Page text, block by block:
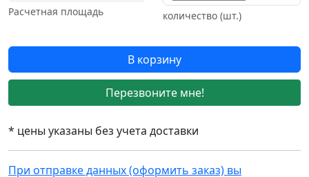
Расчетная площадь количество (шт.)
В корзину
Перезвоните мне!
* цены указаны без учета доставки
При отправке данных (оформить заказ) вы